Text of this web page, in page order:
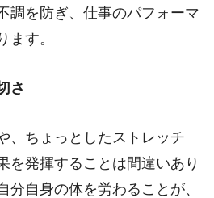
調を防ぎ、仕事のパフォーマ
ます。
さ
、ちょっとしたストレッチ
を発揮することは間違いあり
分自身の体を労わることが、